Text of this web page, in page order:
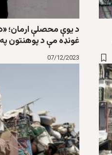
د یوې محصلې ارمان؛
غونډه مې د پوهنتون
07/12/2023